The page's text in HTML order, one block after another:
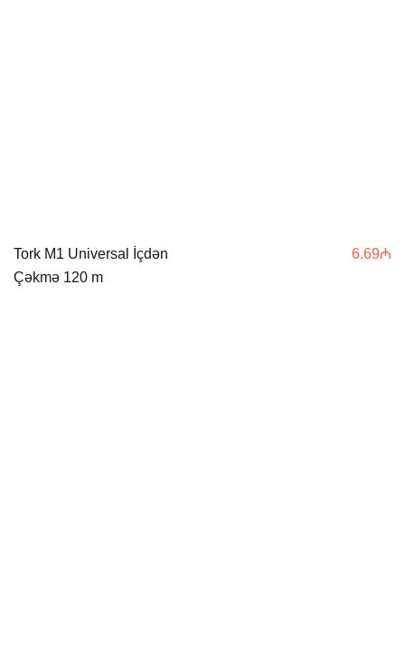
Tork M1 Universal İçdən
Çəkmə 120 m
6.69₼